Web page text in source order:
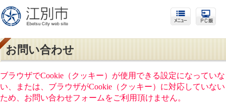
お問い合わせ
ブラウザでCookie（クッキー）が使用できる設定になっていな
い、または、ブラウザがCookie（クッキー）に対応していない
ため、お問い合わせフォームをご利用頂けません。